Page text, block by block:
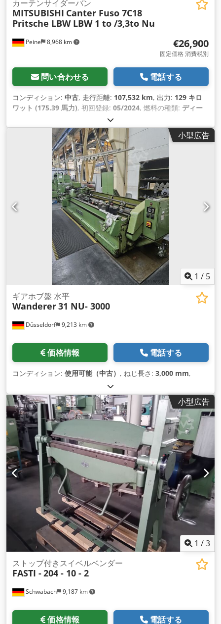
Peine 8,968 km
カーテンサイダーバン
MITSUBISHI Canter Fuso 7C18
Pritsche LBW LBW 1 to /3,3to Nu
€26,900
固定価格 消費税別
問い合わせる 電話する
コンディション: 中古, 走行距離: 107,532 km, 出力: 129 キロ
ワット (175.39 馬力), 初回登録: 05/2024, 燃料の種類: ディー
7,490 kg（キログラム）
ートマチック, 排出クラス:ユーロ6, 座席数:3, 積載スペース容
, 荷室長:6,100 mm, 荷室幅: 2,460 mm , 荷室高:
, 装備:ABS（アンチロック・ブレーキ・システム）,
エアコン, セントラルロック,
小型広告
1 / 5
Düsseldorf 9,213 km
ギアホブ盤 水平
Wanderer31 NU- 3000
価格情報 電話する
コンディション: 使用可能（中古） , ねじ長さ: 3,000 mm,
小型広告
1 /3
Schwabach 9,187 km
ストップ付きスイベルベンダー
FASTI -204 - 10 - 2
価格情報 電話する